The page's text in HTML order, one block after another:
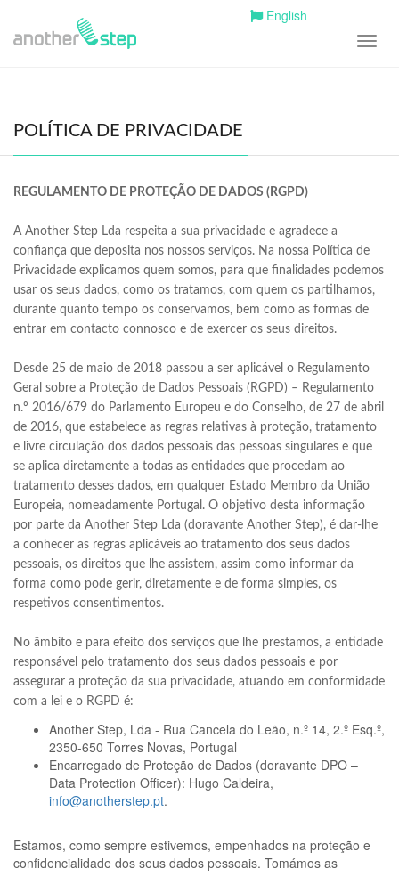
English
POLÍTICA DE PRIVACIDADE
REGULAMENTO DE PROTEÇÃO DE DADOS (RGPD)
A Another Step Lda respeita a sua privacidade e agradece a
confiança que deposita nos nossos serviços. Na nossa Política de
Privacidade explicamos quem somos, para que finalidades podemos
usar os seus dados, como os tratamos, com quem os partilhamos,
durante quanto tempo os conservamos, bem como as formas de
entrar em contacto connosco e de exercer os seus direitos.
Desde 25 de maio de 2018 passou a ser aplicável o Regulamento
Geral sobre a Proteção de Dados Pessoais (RGPD) – Regulamento
n.º 2016/679 do Parlamento Europeu e do Conselho, de 27 de abril
de 2016, que estabelece as regras relativas à proteção, tratamento
e livre circulação dos dados pessoais das pessoas singulares e que
se aplica diretamente a todas as entidades que procedam ao
tratamento desses dados, em qualquer Estado Membro da União
Europeia, nomeadamente Portugal. O objetivo desta informação
por parte da Another Step Lda (doravante Another Step), é dar-lhe
a conhecer as regras aplicáveis ao tratamento dos seus dados
pessoais, os direitos que lhe assistem, assim como informar da
forma como pode gerir, diretamente e de forma simples, os
respetivos consentimentos.
No âmbito e para efeito dos serviços que lhe prestamos, a entidade
responsável pelo tratamento dos seus dados pessoais e por
assegurar a proteção da sua privacidade, atuando em conformidade
com a lei e o RGPD é:
Another Step, Lda - Rua Cancela do Leão, n.º 14, 2.º Esq.º,
2350-650 Torres Novas, Portugal
Encarregado de Proteção de Dados (doravante DPO –
Data Protection Officer): Hugo Caldeira,
info@anotherstep.pt.
Estamos, como sempre estivemos, empenhados na proteção e
confidencialidade dos seus dados pessoais. Tomámos as